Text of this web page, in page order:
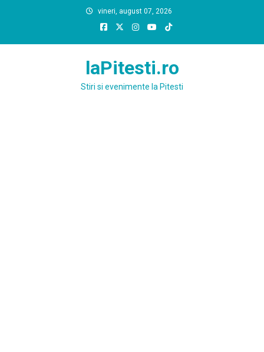
vineri, august 07, 2026
laPitesti.ro
Stiri si evenimente la Pitesti